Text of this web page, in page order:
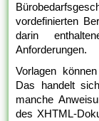
vordefinierten
darin
Anforderungen.
Vorlagen
Das handelt
manche
des XHTML-